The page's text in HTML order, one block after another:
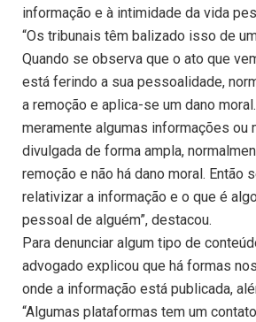
informação e à intimidade da vida
“Os tribunais têm balizado isso de
Quando se observa que o ato que
está ferindo a sua pessoalidade,
a remoção e aplica-se um dano
meramente algumas informações ou
divulgada de forma ampla,
remoção e não há dano moral. Então
relativizar a informação e o que é
pessoal de alguém”, destacou.
Para denunciar algum tipo de
advogado explicou que há formas
onde a informação está publicada,
“Algumas plataformas tem um